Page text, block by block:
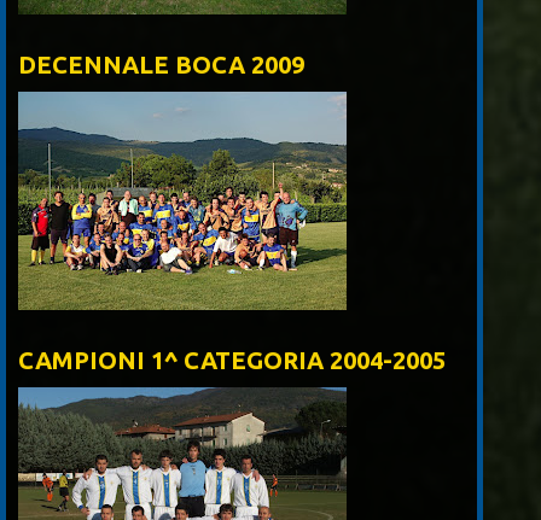
DECENNALE BOCA 2009
CAMPIONI 1^ CATEGORIA 2004-2005